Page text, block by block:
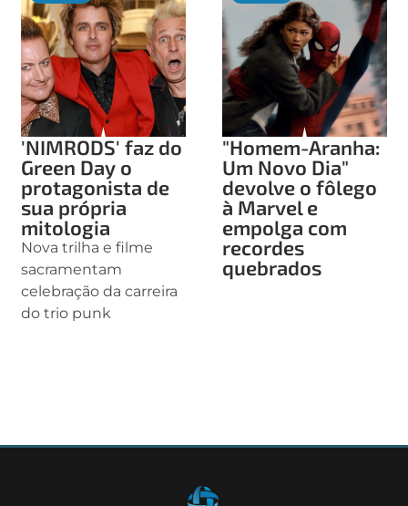
'NIMRODS' faz do
Green Day o
protagonista de
sua própria
mitologia
Nova trilha e filme
sacramentam
celebração da carreira
do trio punk
"Homem-Aranha:
Um Novo Dia"
devolve o fôlego
à Marvel e
empolga com
recordes
quebrados